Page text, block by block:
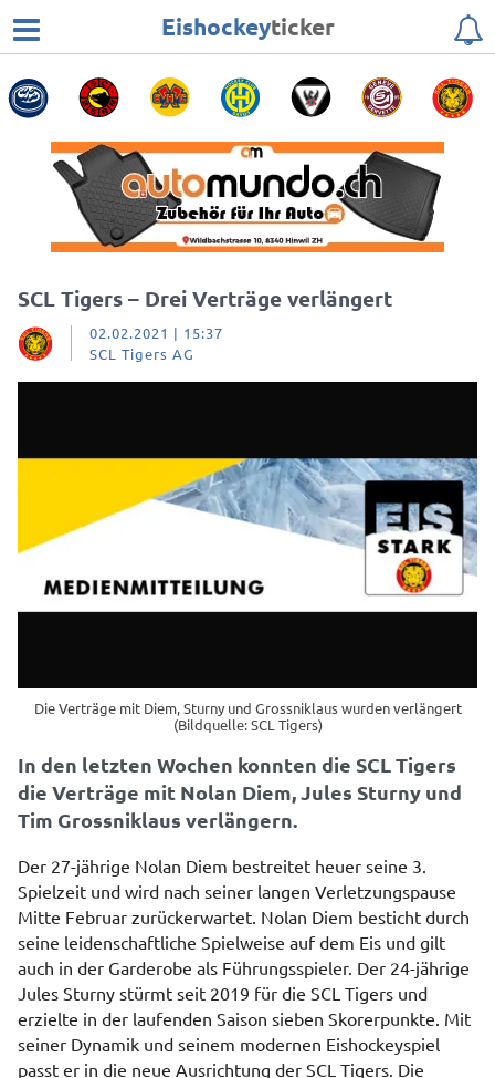
Eishockeyticker
SCL Tigers – Drei Verträge verlängert
02.02.2021 | 15:37
SCL Tigers AG
Die Verträge mit Diem, Sturny und Grossniklaus wurden verlängert
(Bildquelle: SCL Tigers)
In den letzten Wochen konnten die SCL Tigers
die Verträge mit Nolan Diem, Jules Sturny und
Tim Grossniklaus verlängern.
Der 27-jährige Nolan Diem bestreitet heuer seine 3.
Spielzeit und wird nach seiner langen Verletzungspause
Mitte Februar zurückerwartet. Nolan Diem besticht durch
seine leidenschaftliche Spielweise auf dem Eis und gilt
auch in der Garderobe als Führungsspieler. Der 24-jährige
Jules Sturny stürmt seit 2019 für die SCL Tigers und
erzielte in der laufenden Saison sieben Skorerpunkte. Mit
seiner Dynamik und seinem modernen Eishockeyspiel
passt er in die neue Ausrichtung der SCL Tigers. Die